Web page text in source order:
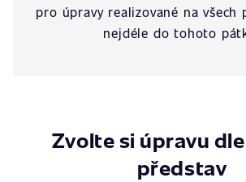
pro úpravy realizované na všech
nejdéle do tohoto
Zvolte si úpravu dle
představ